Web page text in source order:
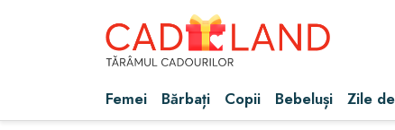
Femei Bărbați Copii Bebeluși Zile